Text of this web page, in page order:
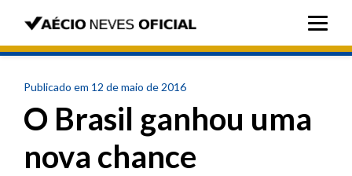
Publicado em 12 de maio de 2016
O Brasil ganhou uma
nova chance